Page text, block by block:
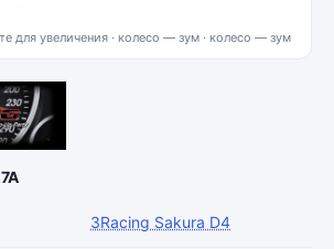
для увеличения · колесо — зум
3Racing Sakura D4